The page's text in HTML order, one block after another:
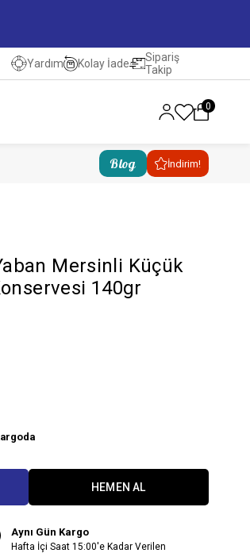
Yardım Kolay İade
Sipariş
Takip
0
Blog İndirim!
Mersinli Küçük
140gr
Aynı Gün Kargo
Hafta İçi Saat 15:00'e Kadar Verilen